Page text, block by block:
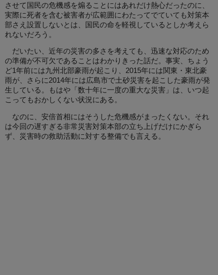
させて国民の危機感を煽ることにはあれだけ熱心だったのに、
実際に死者を含む被害者が広範囲にわたってでていても対策本
部さえ設置しないとは、国民の命を軽視しているとしか考えら
れないだろう。
だいたい、近年の災害の多さを考えても、迅速な対応のため
の準備が不可欠であることはわかりきった話だ。事実、ちょう
ど1年前には九州北部豪雨が起こり、2015年には関東・東北豪
雨が、さらに2014年には広島市で土砂災害を起こした豪雨が発
生している。もはや「数十年に一度の重大な災害」は、いつ起
こってもおかしくない状況にある。
なのに、安倍首相にはそうした危機感がまったくない。それ
は今回の遅すぎる非常災害対策本部の立ち上げだけにかぎら
ず、災害時の救助活動に対する整備でも言える。